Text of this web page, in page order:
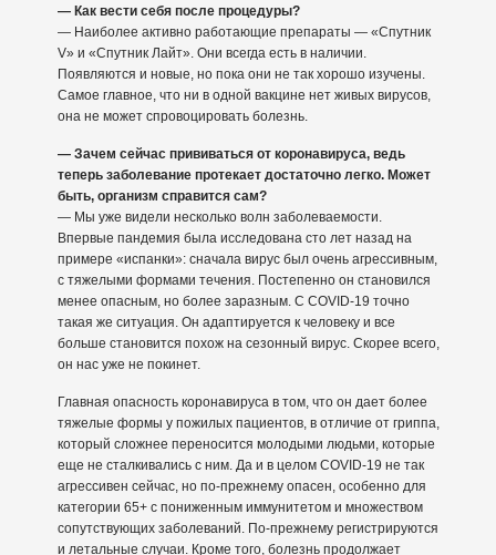
— Как вести себя после процедуры?
— Наиболее активно работающие препараты — «Спутник
V» и «Спутник Лайт». Они всегда есть в наличии.
Появляются и новые, но пока они не так хорошо изучены.
Самое главное, что ни в одной вакцине нет живых вирусов,
она не может спровоцировать болезнь.
— Зачем сейчас прививаться от коронавируса, ведь
теперь заболевание протекает достаточно легко. Может
быть, организм справится сам?
— Мы уже видели несколько волн заболеваемости.
Впервые пандемия была исследована сто лет назад на
примере «испанки»: сначала вирус был очень агрессивным,
с тяжелыми формами течения. Постепенно он становился
менее опасным, но более заразным. С COVID-19 точно
такая же ситуация. Он адаптируется к человеку и все
больше становится похож на сезонный вирус. Скорее всего,
он нас уже не покинет.
Главная опасность коронавируса в том, что он дает более
тяжелые формы у пожилых пациентов, в отличие от гриппа,
который сложнее переносится молодыми людьми, которые
еще не сталкивались с ним. Да и в целом COVID-19 не так
агрессивен сейчас, но по-прежнему опасен, особенно для
категории 65+ с пониженным иммунитетом и множеством
сопутствующих заболеваний. По-прежнему регистрируются
и летальные случаи. Кроме того, болезнь продолжает